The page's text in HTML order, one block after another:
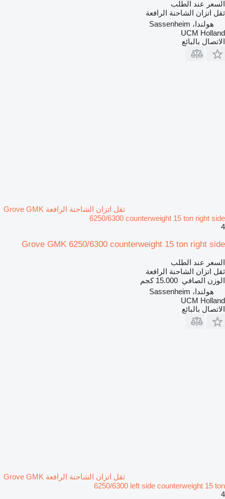
السعر عند الطلب
ثقل اتزان الشاحنة الرافعة
هولندا، Sassenheim
UCM Holland
الاتصال بالبائع
ثقل اتزان الشاحنة الرافعة Grove GMK
6250/6300 counterweight 15 ton right side
4
Grove GMK 6250/6300 counterweight 15 ton right side
السعر عند الطلب
ثقل اتزان الشاحنة الرافعة
الوزن الصافي 15.000 كجم
هولندا، Sassenheim
UCM Holland
الاتصال بالبائع
ثقل اتزان الشاحنة الرافعة Grove GMK
6250/6300 left side counterweight 15 ton
4